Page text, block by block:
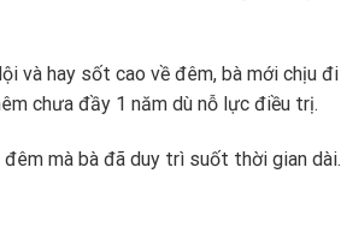
và hay sốt cao về đêm, bà mới chịu đi
chưa đầy 1 năm dù nỗ lực điều trị.
mà bà đã duy trì suốt thời gian dài.